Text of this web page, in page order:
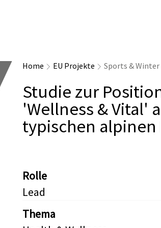
Home EU Projekte Sports &
Studie zur
'Wellness & Vital'
typischen alpinen
Rolle
Lead
Thema